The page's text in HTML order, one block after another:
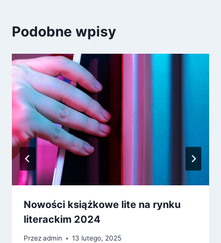
Podobne wpisy
Nowości książkowe lite na rynku
literackim 2024
Przezadmin 13 lutego, 2025